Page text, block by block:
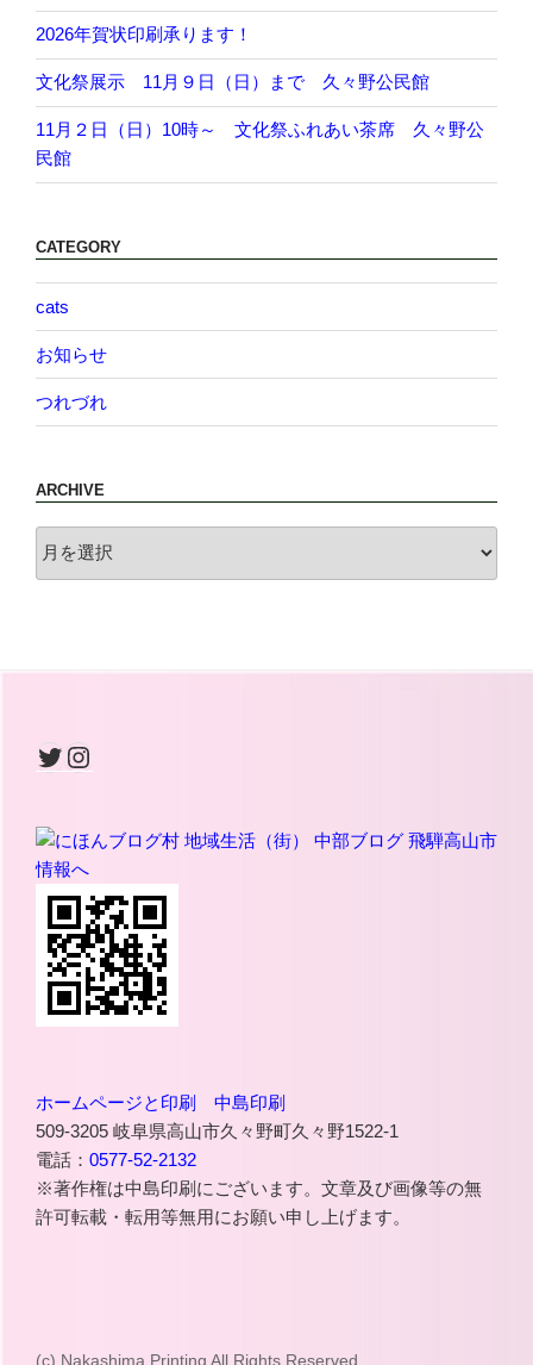
2026年賀状印刷承ります！
文化祭展示 11月９日（日）まで 久々野公民館
11月２日（日）10時～ 文化祭ふれあい茶席 久々野公
民館
CATEGORY
cats
お知らせ
つれづれ
ARCHIVE
Twitter
Instagram
ホームページと印刷 中島印刷
509-3205 岐阜県高山市久々野町久々野1522-1
電話： 0577-52-2132
※著作権は中島印刷にございます。文章及び画像等の無
許可転載・転用等無用にお願い申し上げます。
(c) Nakashima Printing All Rights Reserved.